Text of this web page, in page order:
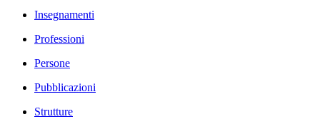
Insegnamenti
Professioni
Persone
Pubblicazioni
Strutture